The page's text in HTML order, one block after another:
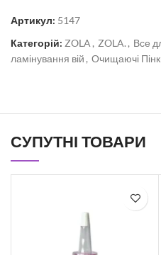
Артикул: 5147
Категорій: ZOLA , ZOLA. , Все
ламінування вій , Очищаючі
СУПУТНІ ТОВАРИ